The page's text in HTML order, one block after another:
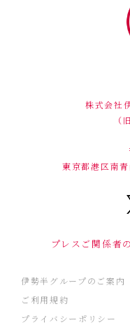
株式会社
（
東京都港区南
プレスご関係者
伊勢半グループのご案内
ご利用規約
プライバシーポリシー